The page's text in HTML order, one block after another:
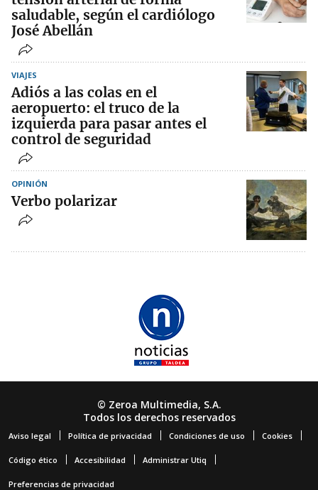
saludable, según el cardiólogo
José Abellán
VIAJES
Adiós a las colas en el
aeropuerto: el truco de la
izquierda para pasar antes el
control de seguridad
OPINIÓN
Verbo polarizar
© Zeroa Multimedia, S.A.
Todos los derechos reservados
Aviso legal Política de privacidad Condiciones de uso Cookies
Código ético Accesibilidad Administrar Utiq
Preferencias de privacidad